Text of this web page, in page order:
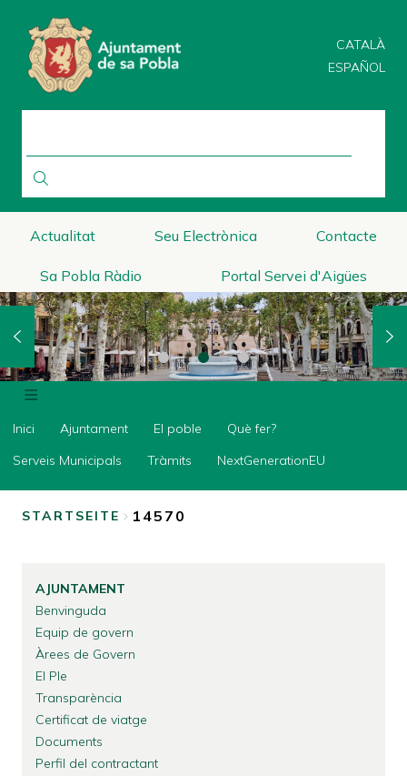
CATALÀ
ESPAÑOL
Actualitat Seu Electrònica Contacte
Sa Pobla Ràdio Portal Servei d'Aigües
Inici
Ajuntament
El
Serveis
Municipals
Tràmits
NextGenerationEU
Inici Ajuntament El poble
Què fer?
Serveis Municipals
Tràmits NextGenerationEU
STARTSEITE 14570
AJUNTAMENT
Benvinguda
Equip de govern
Àrees de Govern
El Ple
Transparència
Certificat de viatge
Documents
Perfil del contractant